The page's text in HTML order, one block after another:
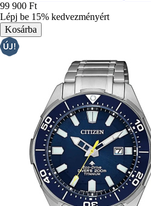
99 900 Ft
Lépj be 15% kedvezményért